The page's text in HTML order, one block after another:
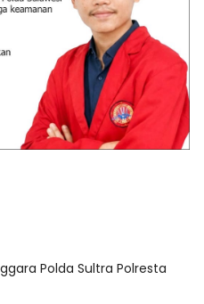
Polda Sultra Polresta